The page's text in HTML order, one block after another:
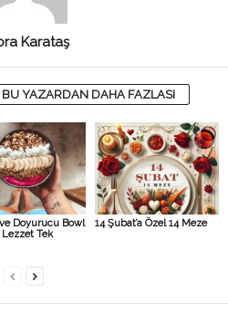
Karataş
BU YAZARDAN DAHA FAZLASI
ve Doyurucu Bowl
Tek
14 Şubat’a Özel 14 Meze